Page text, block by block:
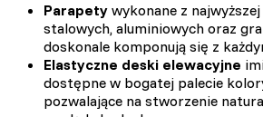
Parapety wykonane z
stalowych, aluminiowych oraz
doskonale komponują się z
Elastyczne deski elewacyjne
dostępne w bogatej palecie
pozwalające na stworzenie